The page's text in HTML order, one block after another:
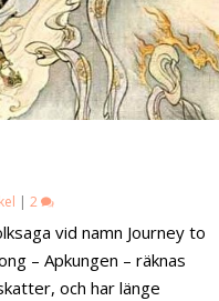
| 2
vid namn Journey to
– Apkungen – räknas
och har länge